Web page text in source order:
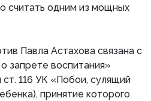
считать одним из мощных
Павла Астахова связана с
запрете воспитания»
116 УК «Побои, сулящий
принятие которого